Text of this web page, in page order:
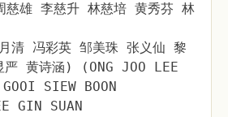
慈雄 李慈升 林慈培 黄秀芬 林
清 冯彩英 邹美珠 张义仙 黎
黄诗涵) (ONG JOO LEE
SIEW BOON
GIN SUAN